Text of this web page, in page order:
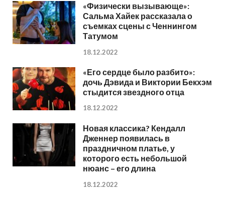
«Физически вызывающе»:
Сальма Хайек рассказала о
съемках сцены с Ченнингом
Татумом
18.12.2022
«Его сердце было разбито»:
дочь Дэвида и Виктории Бекхэм
стыдится звездного отца
18.12.2022
Новая классика? Кендалл
Дженнер появилась в
праздничном платье, у
которого есть небольшой
нюанс – его длина
18.12.2022